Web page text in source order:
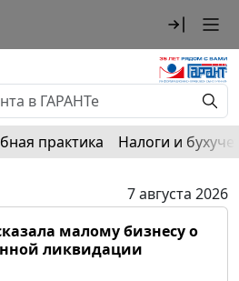
практика Налоги и
7 августа 2026
малому бизнесу о
ликвидации